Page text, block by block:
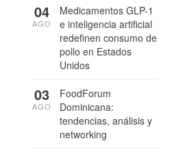
Medicamentos GLP-1
e inteligencia artificial
redefinen consumo de
pollo en Estados
Unidos
04
AGO
FoodForum
Dominicana:
tendencias, análisis y
networking
03
AGO